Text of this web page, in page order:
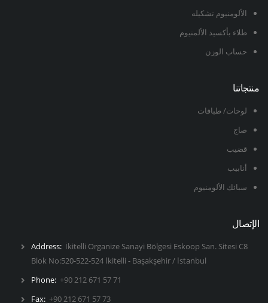
الألومنيوم تشكيله
طلاء بأكسيد الألمنيوم
حساب الوزن
منتجاتنا
لوحات/ طباقات
صاج
قضيب
أنابيب
سبائك الألومنيوم
الإتصال
Address: İkitelli Organize Sanayi Bölgesi Eskoop San. Sitesi C8
Blok No:520-522-524 İkitelli - Başakşehir / İstanbul
Phone: +90 212 671 57 71
Fax: +90 212 671 57 73